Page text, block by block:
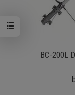
BC-200L